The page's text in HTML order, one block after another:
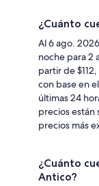
¿Cuánto
Al 6 ago.
noche para 2
partir de
con base en
últimas 24
precios están
precios más
¿Cuánto
Antico?